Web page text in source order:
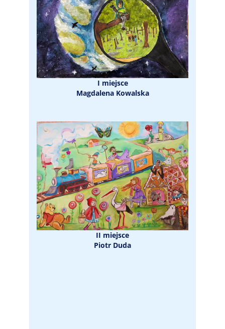
I miejsce
Magdalena Kowalska
II miejsce
Piotr Duda